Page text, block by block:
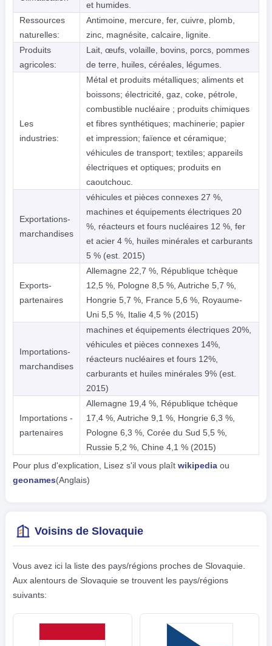
et humides.
Ressources
naturelles:
Antimoine, mercure, fer, cuivre, plomb,
zinc, magnésite, calcaire, lignite.
Produits
agricoles:
Lait, œufs, volaille, bovins, porcs, pommes
de terre, huiles, céréales, légumes.
Les
industries:
Métal et produits métalliques; aliments et
boissons; électricité, gaz, coke, pétrole,
combustible nucléaire ; produits chimiques
et fibres synthétiques; machinerie; papier
et impression; faïence et céramique;
véhicules de transport; textiles; appareils
électriques et optiques; produits en
caoutchouc.
Exportations-
marchandises
véhicules et pièces connexes 27 %,
machines et équipements électriques 20
%, réacteurs et fours nucléaires 12 %, fer
et acier 4 %, huiles minérales et carburants
5 % (est. 2015)
Exports-
partenaires
Allemagne 22,7 %, République tchèque
12,5 %, Pologne 8,5 %, Autriche 5,7 %,
Hongrie 5,7 %, France 5,6 %, Royaume-
Uni 5,5 %, Italie 4,5 % (2015)
Importations-
marchandises
machines et équipements électriques 20%,
véhicules et pièces connexes 14%,
réacteurs nucléaires et fours 12%,
carburants et huiles minérales 9% (est.
2015)
Importations -
partenaires
Allemagne 19,4 %, République tchèque
17,4 %, Autriche 9,1 %, Hongrie 6,3 %,
Pologne 6,3 %, Corée du Sud 5,5 %,
Russie 5,2 %, Chine 4,1 % (2015)
Pour plus d'explication, Lisez s'il vous plaît wikipediaou
geonames(Anglais)
Voisins de Slovaquie
Vous avez ici la liste des pays/régions proches de Slovaquie.
Aux alentours de Slovaquie se trouvent les pays/régions
suivants: